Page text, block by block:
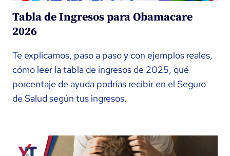
Tabla de Ingresos para Obamacare
2026
Te explicamos, paso a paso y con ejemplos reales,
cómo leer la tabla de ingresos de 2025, qué
porcentaje de ayuda podrías recibir en el Seguro
de Salud según tus ingresos.